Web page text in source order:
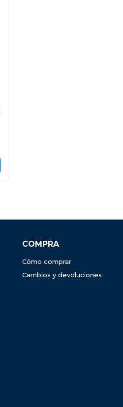
COMPRA
Cómo comprar
Cambios y devoluciones